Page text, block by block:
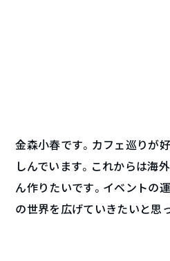
金森小春です。カフェ巡りが
しんでいます。これからは海
ん作りたいです。イベントの
の世界を広げていきたいと思